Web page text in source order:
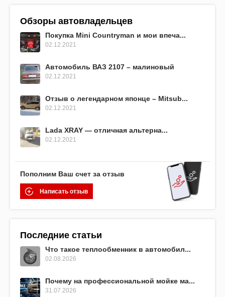
Обзоры автовладельцев
Покупка Mini Countryman и мои впеча...
02.12.2021
Автомобиль ВАЗ 2107 – малиновый
02.12.2021
Отзыв о легендарном японце – Mitsub...
02.12.2021
Lada XRAY — отличная альтерна...
02.12.2021
Пополним Ваш счет за отзыв
Написать отзыв
Последние статьи
Что такое теплообменник в автомобил...
02.08.2026
Почему на профессиональной мойке ма...
31.07.2026